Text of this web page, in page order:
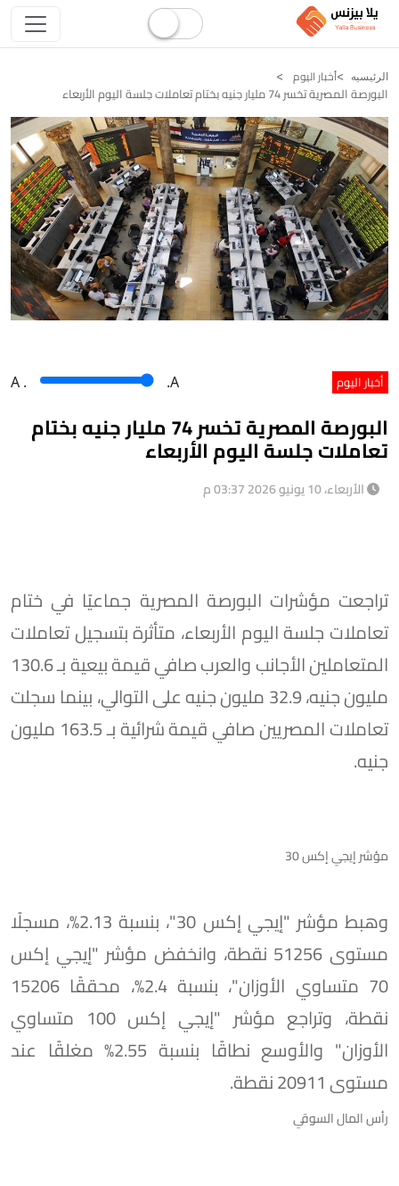
الرئيسيه أخبار اليوم
البورصة المصرية تخسر 74 مليار جنيه بختام تعاملات جلسة اليوم الأربعاء
أخبار اليوم A . .A
البورصة المصرية تخسر 74 مليار جنيه بختام
تعاملات جلسة اليوم الأربعاء
الأربعاء، 10 يونيو 2026 03:37 م
تراجعت مؤشرات البورصة المصرية جماعيًا في ختام
تعاملات جلسة اليوم الأربعاء، متأثرة بتسجيل تعاملات
المتعاملين الأجانب والعرب صافي قيمة بيعية بـ 130.6
مليون جنيه، 32.9 مليون جنيه على التوالي، بينما سجلت
تعاملات المصريين صافي قيمة شرائية بـ 163.5 مليون
جنيه.
مؤشر إيجي إكس 30
وهبط مؤشر "إيجي إكس 30"، بنسبة 2.13%، مسجلًا
مستوى 51256 نقطة، وانخفض مؤشر "إيجي إكس
70 متساوي الأوزان"، بنسبة 2.4%، محققًا 15206
نقطة، وتراجع مؤشر "إيجي إكس 100 متساوي
الأوزان" والأوسع نطاقًا بنسبة 2.55% مغلقًا عند
مستوى 20911 نقطة.
رأس المال السوقي